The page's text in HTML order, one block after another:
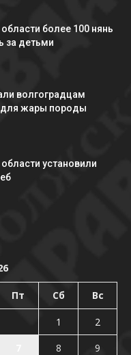
более 100 нянь
за детьми
волгоградцам
жары породы
установили
Пт Сб Вс
1
2
8
9